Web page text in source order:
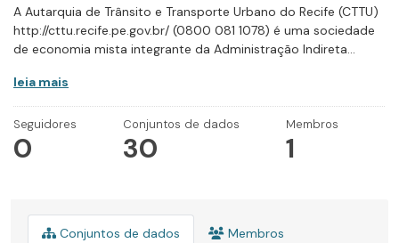
A Autarquia de Trânsito e Transporte Urbano do Recife (CTTU)
http://cttu.recife.pe.gov.br/ (0800 081 1078) é uma sociedade
de economia mista integrante da Administração Indireta...
leia mais
Seguidores
0
Conjuntos de dados
30
Membros
1
Conjuntos de dados Membros